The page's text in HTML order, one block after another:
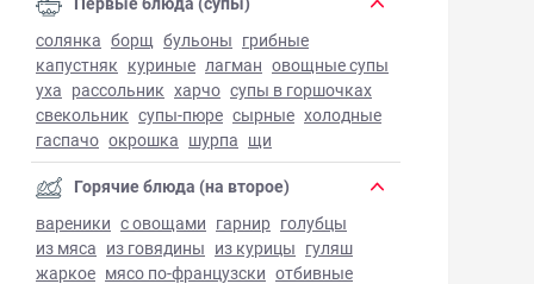
солянка борщ бульоны грибные
капустняк куриные лагман овощные супы
уха рассольник харчо супы в горшочках
свекольник супы-пюре сырные холодные
гаспачо окрошка шурпа щи
Горячие блюда (на второе)
вареники с овощами гарнир голубцы
из мяса из говядины из курицы гуляш
жаркое мясо по-французски отбивные